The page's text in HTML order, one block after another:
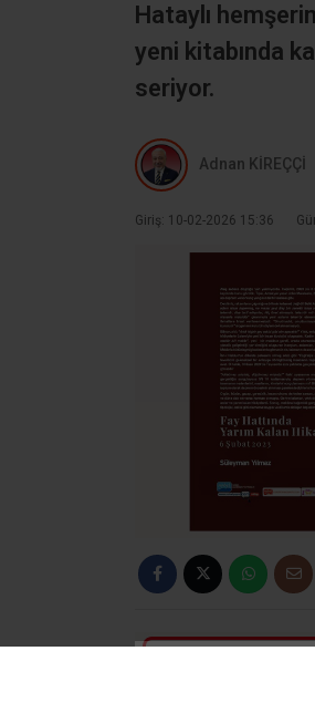
Hataylı
yeni kitabında
seriyor.
Adnan KİREÇÇİ
Giriş: 10-02-2026 15:36